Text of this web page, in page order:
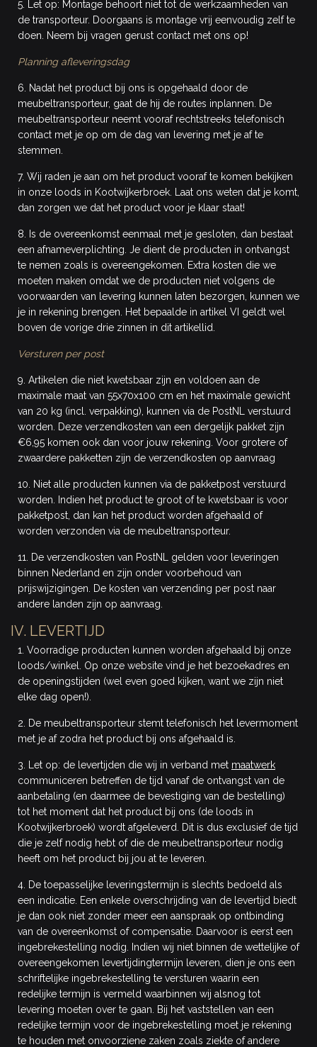
5. Let op: Montage behoort niet tot de werkzaamheden van
de transporteur. Doorgaans is montage vrij eenvoudig zelf te
doen. Neem bij vragen gerust contact met ons op!
Planning afleveringsdag
6. Nadat het product bij ons is opgehaald door de
meubeltransporteur, gaat de hij de routes inplannen. De
meubeltransporteur neemt vooraf rechtstreeks telefonisch
contact met je op om de dag van levering met je af te
stemmen.
7. Wij raden je aan om het product vooraf te komen bekijken
in onze loods in Kootwijkerbroek. Laat ons weten dat je komt,
dan zorgen we dat het product voor je klaar staat!
8. Is de overeenkomst eenmaal met je gesloten, dan bestaat
een afnameverplichting. Je dient de producten in ontvangst
te nemen zoals is overeengekomen. Extra kosten die we
moeten maken omdat we de producten niet volgens de
voorwaarden van levering kunnen laten bezorgen, kunnen we
je in rekening brengen. Het bepaalde in artikel VI geldt wel
boven de vorige drie zinnen in dit artikellid.
Versturen per post
9. Artikelen die niet kwetsbaar zijn en voldoen aan de
maximale maat van 55x70x100 cm en het maximale gewicht
van 20 kg (incl. verpakking), kunnen via de PostNL verstuurd
worden. Deze verzendkosten van een dergelijk pakket zijn
€6,95 komen ook dan voor jouw rekening. Voor grotere of
zwaardere pakketten zijn de verzendkosten op aanvraag
10. Niet alle producten kunnen via de pakketpost verstuurd
worden. Indien het product te groot of te kwetsbaar is voor
pakketpost, dan kan het product worden afgehaald of
worden verzonden via de meubeltransporteur.
11. De verzendkosten van PostNL gelden voor leveringen
binnen Nederland en zijn onder voorbehoud van
prijswijzigingen. De kosten van verzending per post naar
andere landen zijn op aanvraag.
IV. LEVERTIJD
1. Voorradige producten kunnen worden afgehaald bij onze
loods/winkel. Op onze website vind je het bezoekadres en
de openingstijden (wel even goed kijken, want we zijn niet
elke dag open!).
2. De meubeltransporteur stemt telefonisch het levermoment
met je af zodra het product bij ons afgehaald is.
3. Let op: de levertijden die wij in verband met maatwerk
communiceren betreffen de tijd vanaf de ontvangst van de
aanbetaling (en daarmee de bevestiging van de bestelling)
tot het moment dat het product bij ons (de loods in
Kootwijkerbroek) wordt afgeleverd. Dit is dus exclusief de tijd
die je zelf nodig hebt of die de meubeltransporteur nodig
heeft om het product bij jou at te leveren.
4. De toepasselijke leveringstermijn is slechts bedoeld als
een indicatie. Een enkele overschrijding van de levertijd biedt
je dan ook niet zonder meer een aanspraak op ontbinding
van de overeenkomst of compensatie. Daarvoor is eerst een
ingebrekestelling nodig. Indien wij niet binnen de wettelijke of
overeengekomen levertijdingtermijn leveren, dien je ons een
schriftelijke ingebrekestelling te versturen waarin een
redelijke termijn is vermeld waarbinnen wij alsnog tot
levering moeten over te gaan. Bij het vaststellen van een
redelijke termijn voor de ingebrekestelling moet je rekening
te houden met onvoorziene zaken zoals ziekte of andere